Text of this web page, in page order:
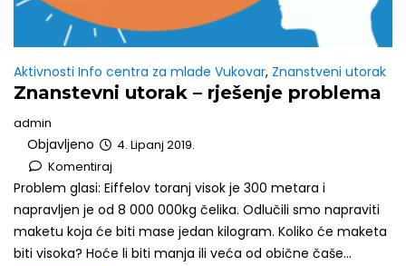
Aktivnosti Info centra za mlade Vukovar, Znanstveni utorak
Znanstevni utorak – rješenje problema
admin
Objavljeno
4. Lipanj 2019.
Komentiraj
Problem glasi: Eiffelov toranj visok je 300 metara i
napravljen je od 8 000 000kg čelika. Odlučili smo napraviti
maketu koja će biti mase jedan kilogram. Koliko će maketa
biti visoka? Hoće li biti manja ili veća od obične čaše...